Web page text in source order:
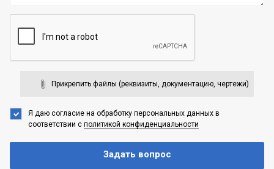
Прикрепить файлы (реквизиты, документацию, чертежи)
Я даю согласие на обработку персональных данных в
соответствии с политикой конфиденциальности